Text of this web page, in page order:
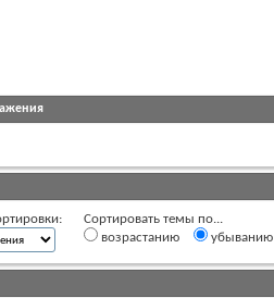
Сортировать темы по...
возрастанию
убыванию